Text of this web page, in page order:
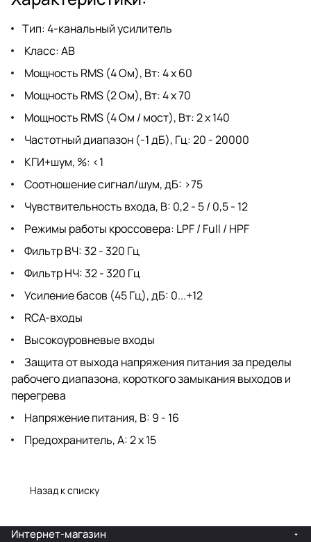
Тип: 4-канальный усилитель
Класс: AB
Мощность RMS (4 Ом), Вт: 4 x 60
Мощность RMS (2 Ом), Вт: 4 x 70
Мощность RMS (4 Ом / мост), Вт: 2 x 140
Частотный диапазон (-1 дБ), Гц: 20 - 20000
КГИ+шум, %: <1
Соотношение сигнал/шум, дБ: >75
Чувствительность входа, В: 0,2 - 5 / 0,5 - 12
Режимы работы кроссовера: LPF / Full / HPF
Фильтр ВЧ: 32 - 320 Гц
Фильтр НЧ: 32 - 320 Гц
Усиление басов (45 Гц), дБ: 0...+12
RCA-входы
Высокоуровневые входы
Защита от выхода напряжения питания за пределы
рабочего диапазона, короткого замыкания выходов и
перегрева
Напряжение питания, В: 9 - 16
Предохранитель, А: 2 x 15
Назад к списку
Интернет-магазин